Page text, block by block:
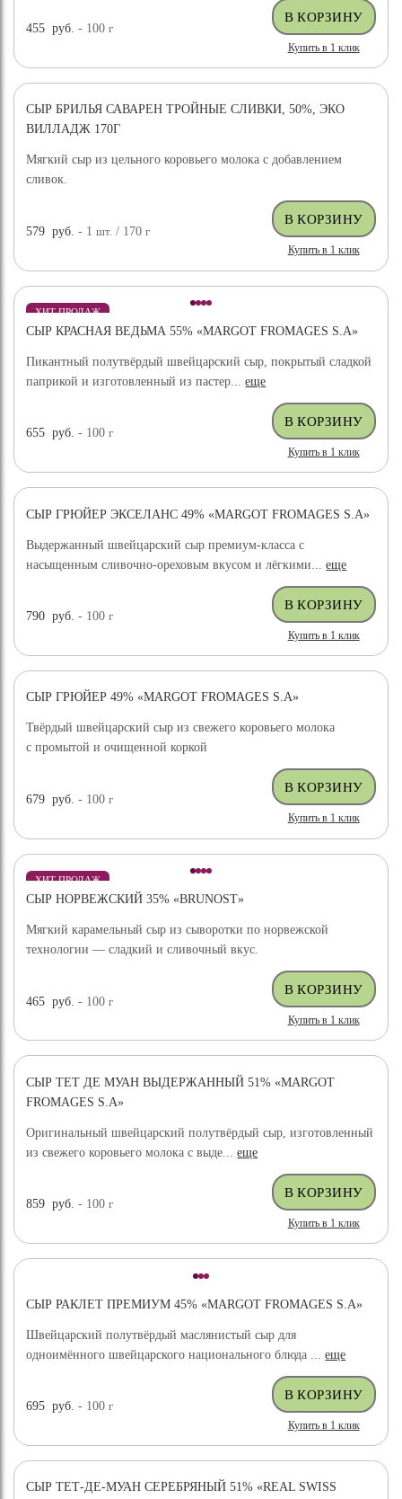
455 руб. - 100г
Купить в 1 клик
СЫР БРИЛЬЯ САВАРЕН ТРОЙНЫЕ СЛИВКИ, 50%, ЭКО
ВИЛЛАДЖ 170Г
Мягкий сыр из цельного коровьего молока с добавлением
сливок.
579 руб. - 1шт. / 170г
Купить в 1 клик
ХИТ ПРОДАЖ
СЫР КРАСНАЯ ВЕДЬМА 55% «MARGOT FROMAGES S.A»
Пикантный полутвёрдый швейцарский сыр, покрытый сладкой
паприкой и изготовленный из пастер...еще
655 руб. - 100г
Купить в 1 клик
ХИТ ПРОДАЖ
СЫР ГРЮЙЕР ЭКСЕЛАНС 49% «MARGOT FROMAGES S.A»
Выдержанный швейцарский сыр премиум-класса с
насыщенным сливочно-ореховым вкусом и лёгкими...еще
790 руб. - 100г
Купить в 1 клик
ХИТ ПРОДАЖ
СЫР ГРЮЙЕР 49% «MARGOT FROMAGES S.A»
Твёрдый швейцарский сыр из свежего коровьего молока
с промытой и очищенной коркой
679 руб. - 100г
Купить в 1 клик
ХИТ ПРОДАЖ
СЫР НОРВЕЖСКИЙ 35% «BRUNOST»
Мягкий карамельный сыр из сыворотки по норвежской
технологии — сладкий и сливочный вкус.
465 руб. - 100г
Купить в 1 клик
СЫР ТЕТ ДЕ МУАН ВЫДЕРЖАННЫЙ 51% «MARGOT
FROMAGES S.A»
Оригинальный швейцарский полутвёрдый сыр, изготовленный
из свежего коровьего молока с выде...еще
859 руб. - 100г
Купить в 1 клик
СЫР РАКЛЕТ ПРЕМИУМ 45% «MARGOT FROMAGES S.A»
Швейцарский полутвёрдый маслянистый сыр для
одноимённого швейцарского национального блюда ...еще
695 руб. - 100г
Купить в 1 клик
СЫР ТЕТ-ДЕ-МУАН СЕРЕБРЯНЫЙ 51% «REAL SWISS